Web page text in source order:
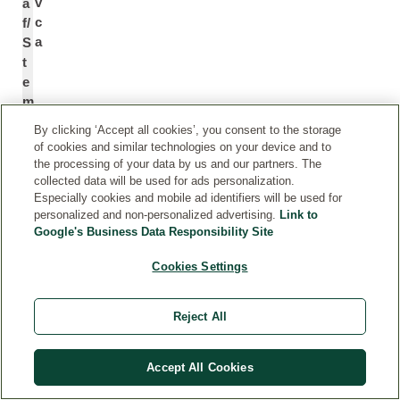
a
f/
S
t
e
m
c
a
kt
ol
By clicking ‘Accept all cookies’, you consent to the storage
of cookies and similar technologies on your device and to
the processing of your data by us and our partners. The
collected data will be used for ads personalization.
Especially cookies and mobile ad identifiers will be used for
personalized and non-personalized advertising. Link to
Google's Business Data Responsibility Site
Cookies Settings
Reject All
Accept All Cookies